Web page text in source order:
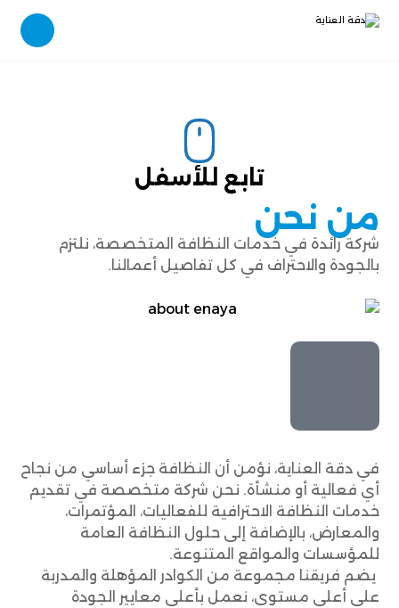
تابع للأسفل
من نحن
شركة رائدة في خدمات النظافة المتخصصة، نلتزم
بالجودة والاحتراف في كل تفاصيل أعمالنا.
في دقة العناية، نؤمن أن النظافة جزء أساسي من نجاح
أي فعالية أو منشأة. نحن شركة متخصصة في تقديم
خدمات النظافة الاحترافية للفعاليات، المؤتمرات،
والمعارض، بالإضافة إلى حلول النظافة العامة
للمؤسسات والمواقع المتنوعة.
يضم فريقنا مجموعة من الكوادر المؤهلة والمدربة
على أعلى مستوى، نعمل بأعلى معايير الجودة